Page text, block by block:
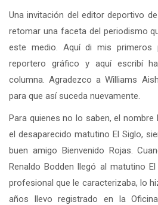
Una invitación del editor deportivo
retomar una faceta del periodismo
este medio. Aquí di mis primeros
reportero gráfico y aquí escribí
columna. Agradezco a Williams
para que así suceda nuevamente.
Para quienes no lo saben, el
el desaparecido matutino El Siglo,
buen amigo Bienvenido Rojas.
Renaldo Bodden llegó al matutino
profesional que le caracterizaba, lo
años llevo registrado en la